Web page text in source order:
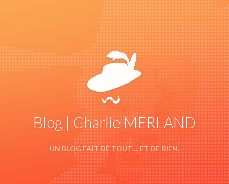
Blog | Charlie MERLAND
UN BLOG FAIT DE TOUT… ET DE RIEN.